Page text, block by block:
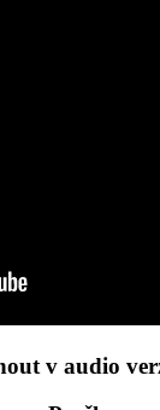
v audio